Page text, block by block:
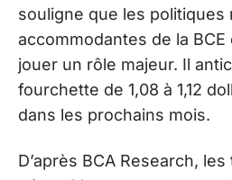
souligne que les politiques
accommodantes de la
jouer un rôle majeur. Il
fourchette de 1,08 à 1,12
dans les prochains mois.
D’après BCA Research,